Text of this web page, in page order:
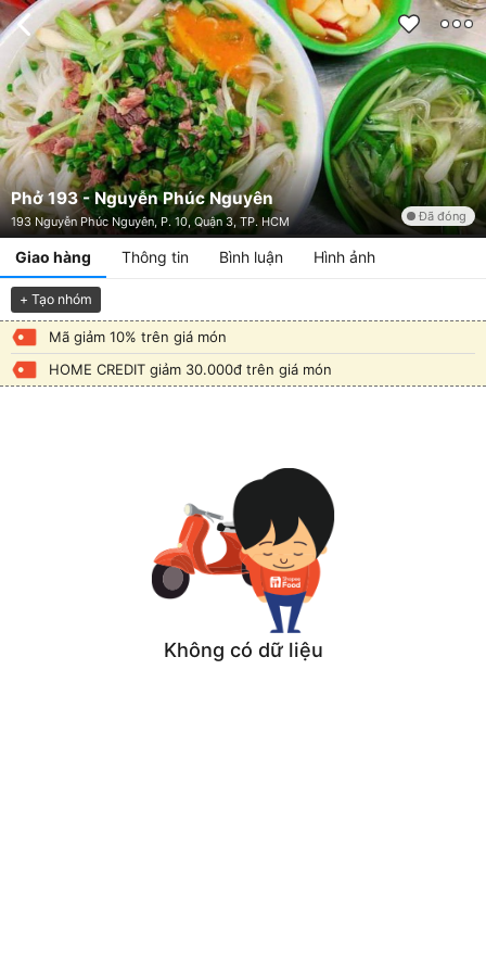
Phở 193 - Nguyễn Phúc Nguyên
193 Nguyễn Phúc Nguyên, P. 10, Quận 3, TP. HCM Đã đóng
Giao hàng Thông tin Bình luận Hình ảnh
+ Tạo nhóm
Mã giảm 10% trên giá món
HOME CREDIT giảm 30.000đ trên giá món
Không có dữ liệu